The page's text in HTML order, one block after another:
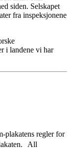
siden. Selskapet
fra inspeksjonene
i landene vi har
plakatens regler for
All